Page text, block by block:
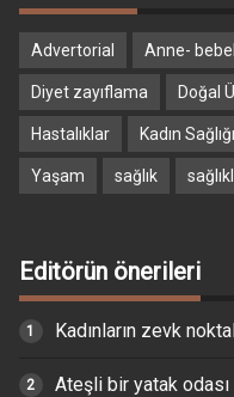
Advertorial Anne-
Diyet zayıflama Doğal
Hastalıklar Kadın Sağlığı
Yaşam sağlık
Editörün önerileri
Kadınların zevk
Ateşli bir yatak